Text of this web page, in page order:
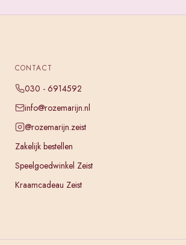
CONTACT
030 - 6914592
info@rozemarijn.nl
@rozemarijn.zeist
Zakelijk bestellen
Speelgoedwinkel Zeist
Kraamcadeau Zeist